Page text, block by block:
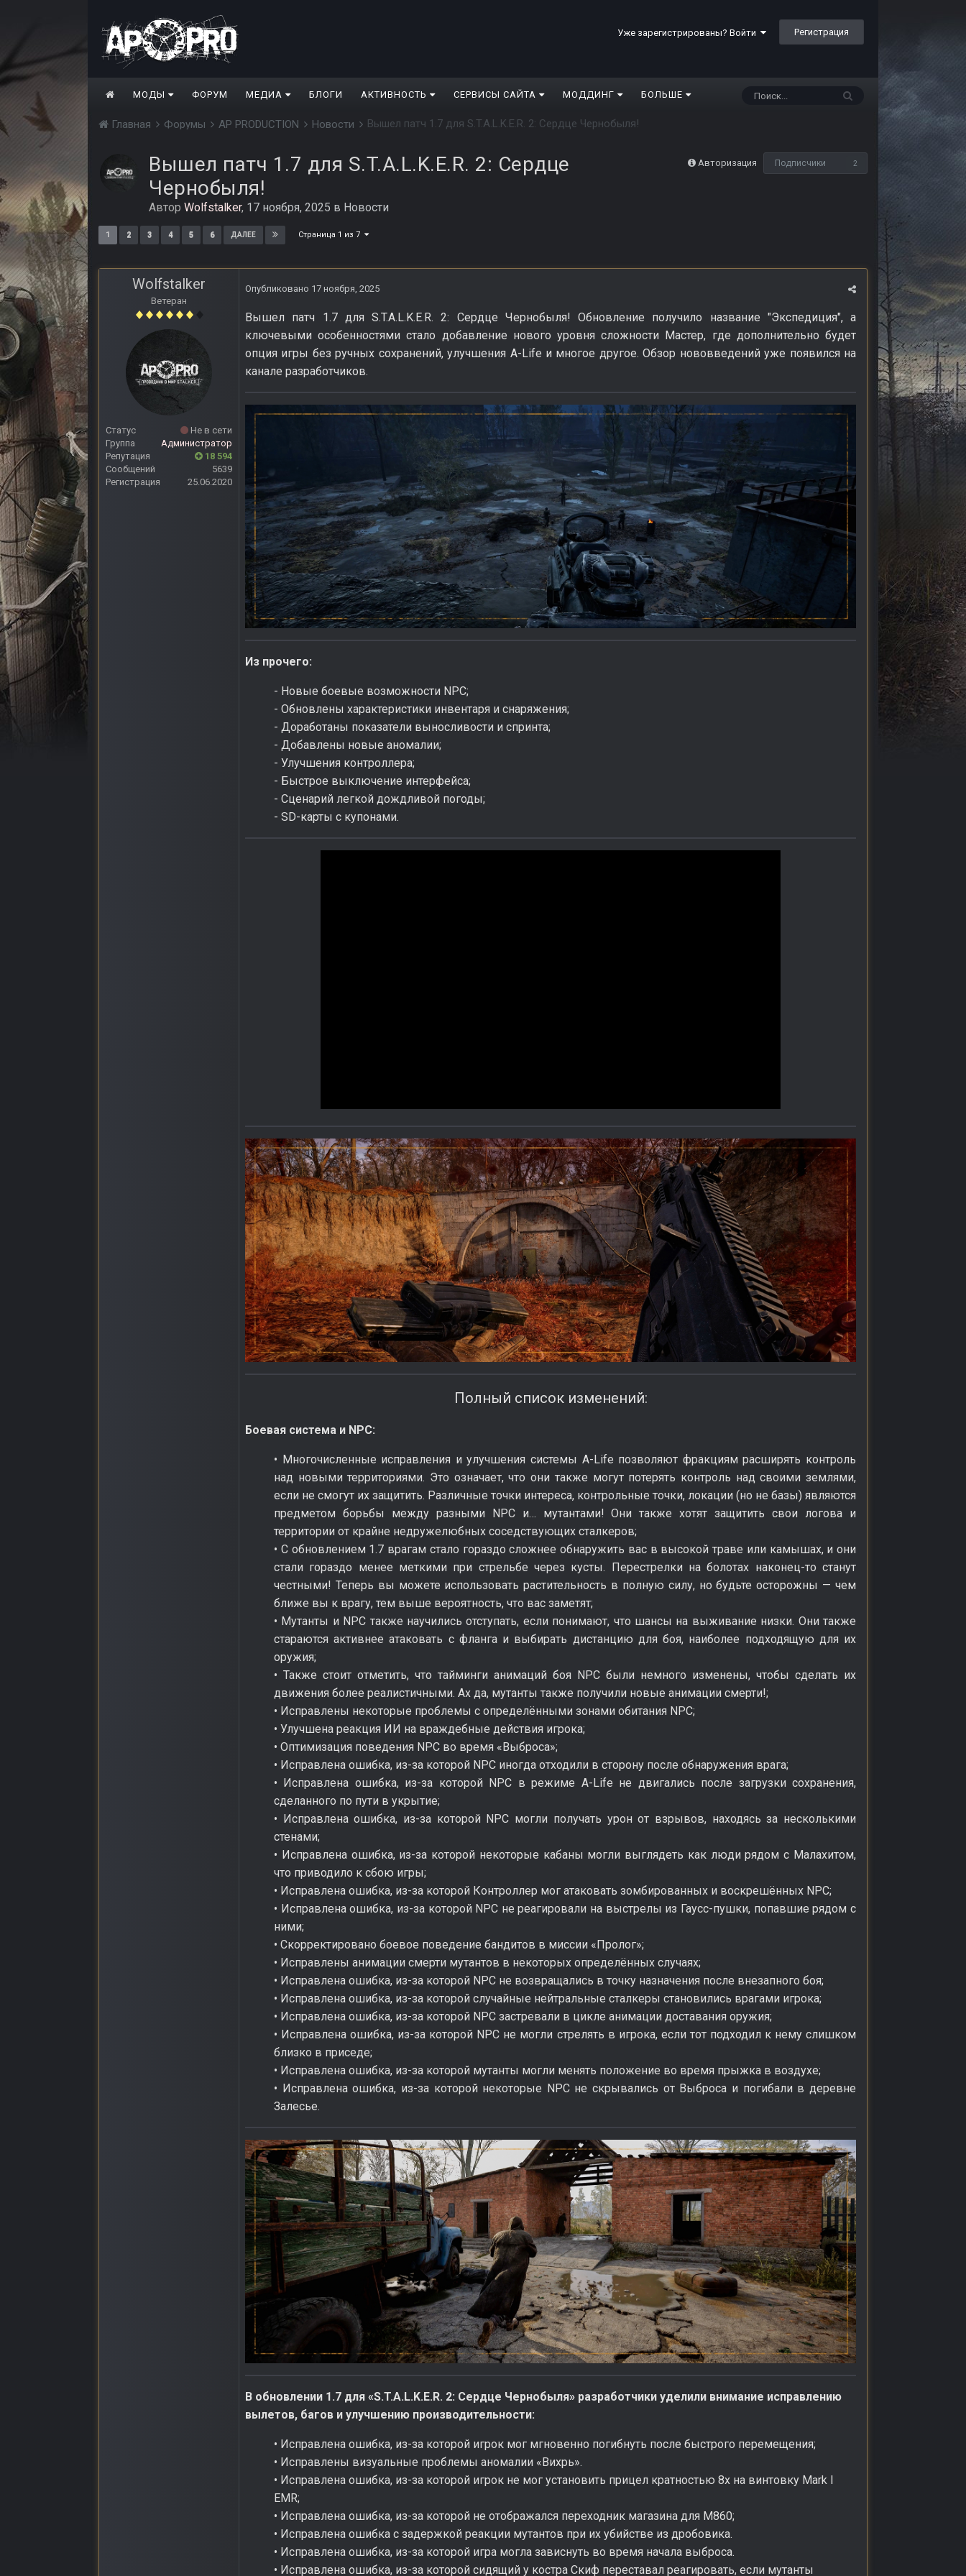
Уже зарегистрированы? Войти Регистрация
МОДЫ ФОРУМ МЕДИА БЛОГИ АКТИВНОСТЬ СЕРВИСЫ САЙТА МОДДИНГ БОЛЬШЕ
Главная Форумы AP PRODUCTION Новости Вышел патч 1.7 для S.T.A.L.K.E.R. 2: Сердце Чернобыля!
Авторизация Подписчики 2
Вышел патч 1.7 для S.T.A.L.K.E.R. 2: Сердце
Чернобыля!
Автор Wolfstalker, 17 ноября, 2025 в Новости
1 2 3 4 5 6 ДАЛЕЕ Страница 1 из 7
Wolfstalker
Ветеран
Статус
Не в сети
Группа
Администратор
Репутация
18 594
Сообщений
5639
Регистрация
25.06.2020
Опубликовано 17 ноября, 2025
Вышел патч 1.7 для S.T.A.L.K.E.R. 2: Сердце Чернобыля! Обновление получило название "Экспедиция", а
ключевыми особенностями стало добавление нового уровня сложности Мастер, где дополнительно будет
опция игры без ручных сохранений, улучшения A-Life и многое другое. Обзор нововведений уже появился на
канале разработчиков.
Из прочего:
- Новые боевые возможности NPC;
- Обновлены характеристики инвентаря и снаряжения;
- Доработаны показатели выносливости и спринта;
- Добавлены новые аномалии;
- Улучшения контроллера;
- Быстрое выключение интерфейса;
- Сценарий легкой дождливой погоды;
- SD-карты с купонами.
Полный список изменений:
Боевая система и NPC:
• Многочисленные исправления и улучшения системы A-Life позволяют фракциям расширять контроль
над новыми территориями. Это означает, что они также могут потерять контроль над своими землями,
если не смогут их защитить. Различные точки интереса, контрольные точки, локации (но не базы) являются
предметом борьбы между разными NPC и… мутантами! Они также хотят защитить свои логова и
территории от крайне недружелюбных соседствующих сталкеров;
• С обновлением 1.7 врагам стало гораздо сложнее обнаружить вас в высокой траве или камышах, и они
стали гораздо менее меткими при стрельбе через кусты. Перестрелки на болотах наконец-то станут
честными! Теперь вы можете использовать растительность в полную силу, но будьте осторожны — чем
ближе вы к врагу, тем выше вероятность, что вас заметят;
• Мутанты и NPC также научились отступать, если понимают, что шансы на выживание низки. Они также
стараются активнее атаковать с фланга и выбирать дистанцию для боя, наиболее подходящую для их
оружия;
• Также стоит отметить, что тайминги анимаций боя NPC были немного изменены, чтобы сделать их
движения более реалистичными. Ах да, мутанты также получили новые анимации смерти!;
• Исправлены некоторые проблемы с определёнными зонами обитания NPC;
• Улучшена реакция ИИ на враждебные действия игрока;
• Оптимизация поведения NPC во время «Выброса»;
• Исправлена ошибка, из-за которой NPC иногда отходили в сторону после обнаружения врага;
• Исправлена ошибка, из-за которой NPC в режиме A-Life не двигались после загрузки сохранения,
сделанного по пути в укрытие;
• Исправлена ошибка, из-за которой NPC могли получать урон от взрывов, находясь за несколькими
стенами;
• Исправлена ошибка, из-за которой некоторые кабаны могли выглядеть как люди рядом с Малахитом,
что приводило к сбою игры;
• Исправлена ошибка, из-за которой Контроллер мог атаковать зомбированных и воскрешённых NPC;
• Исправлена ошибка, из-за которой NPC не реагировали на выстрелы из Гаусс-пушки, попавшие рядом с
ними;
• Скорректировано боевое поведение бандитов в миссии «Пролог»;
• Исправлены анимации смерти мутантов в некоторых определённых случаях;
• Исправлена ошибка, из-за которой NPC не возвращались в точку назначения после внезапного боя;
• Исправлена ошибка, из-за которой случайные нейтральные сталкеры становились врагами игрока;
• Исправлена ошибка, из-за которой NPC застревали в цикле анимации доставания оружия;
• Исправлена ошибка, из-за которой NPC не могли стрелять в игрока, если тот подходил к нему слишком
близко в приседе;
• Исправлена ошибка, из-за которой мутанты могли менять положение во время прыжка в воздухе;
• Исправлена ошибка, из-за которой некоторые NPC не скрывались от Выброса и погибали в деревне
Залесье.
В обновлении 1.7 для «S.T.A.L.K.E.R. 2: Сердце Чернобыля» разработчики уделили внимание исправлению
вылетов, багов и улучшению производительности:
• Исправлена ошибка, из-за которой игрок мог мгновенно погибнуть после быстрого перемещения;
• Исправлены визуальные проблемы аномалии «Вихрь».
• Исправлена ошибка, из-за которой игрок не мог установить прицел кратностью 8х на винтовку Mark I
EMR;
• Исправлена ошибка, из-за которой не отображался переходник магазина для M860;
• Исправлена ошибка с задержкой реакции мутантов при их убийстве из дробовика.
• Исправлена ошибка, из-за которой игра могла зависнуть во время начала выброса.
• Исправлена ошибка, из-за которой сидящий у костра Скиф переставал реагировать, если мутанты